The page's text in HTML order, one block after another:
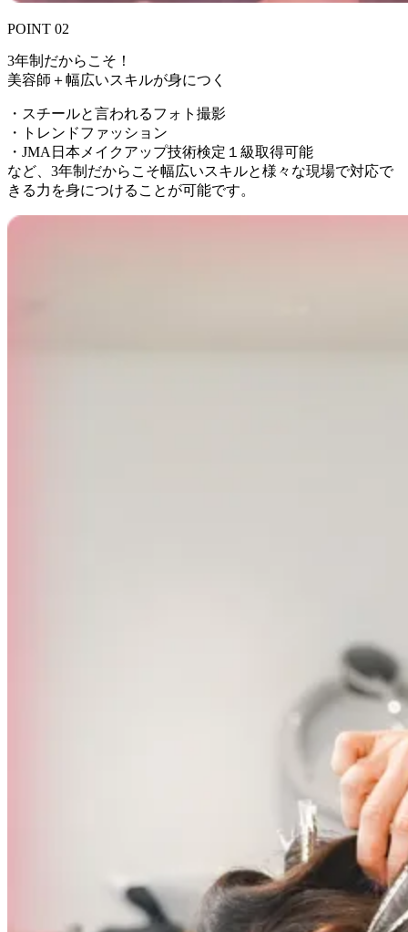
POINT 02
3年制だからこそ！
美容師＋幅広いスキルが身につく
・スチールと言われるフォト撮影
・トレンドファッション
・JMA日本メイクアップ技術検定１級取得可能
など、3年制だからこそ幅広いスキルと様々な現場で対応で
きる力を身につけることが可能です。